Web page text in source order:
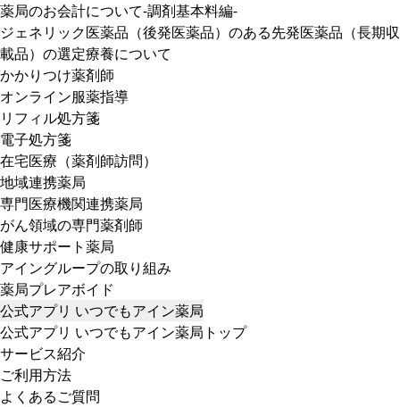
薬局のお会計について-調剤基本料編-
ジェネリック医薬品（後発医薬品）のある先発医薬品（長期収
載品）の選定療養について
かかりつけ薬剤師
オンライン服薬指導
リフィル処方箋
電子処方箋
在宅医療（薬剤師訪問）
地域連携薬局
専門医療機関連携薬局
がん領域の専門薬剤師
健康サポート薬局
アイングループの取り組み
薬局プレアボイド
公式アプリ いつでもアイン薬局
公式アプリ いつでもアイン薬局トップ
サービス紹介
ご利用方法
よくあるご質問